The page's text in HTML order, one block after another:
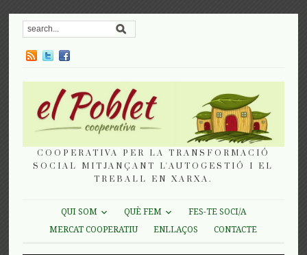
COOPERATIVA PER LA TRANSFORMACIÓ
SOCIAL MITJANÇANT L'AUTOGESTIÓ I EL
TREBALL EN XARXA.
QUI SOM QUÈ FEM
FES-TE SOCI/A
MERCAT COOPERATIU
ENLLAÇOS CONTACTE